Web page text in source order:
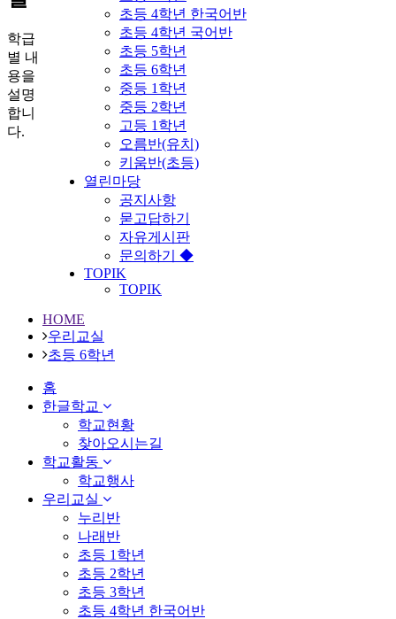
초등 4학년 한국어반
초등 4학년 국어반
초등 5학년
초등 6학년
중등 1학년
중등 2학년
고등 1학년
오름반(유치)
키움반(초등)
열린마당
공지사항
묻고답하기
자유게시판
문의하기 ◆
TOPIK
TOPIK
학급
별 내
용을
설명
합니
다.
HOME
우리교실
초등 6학년
홈
한글학교
학교현황
찾아오시는길
학교활동
학교행사
우리교실
누리반
나래반
초등 1학년
초등 2학년
초등 3학년
초등 4학년 한국어반